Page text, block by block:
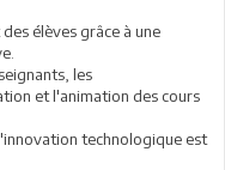
élèves grâce à une
les
et l'animation des cours
technologique est